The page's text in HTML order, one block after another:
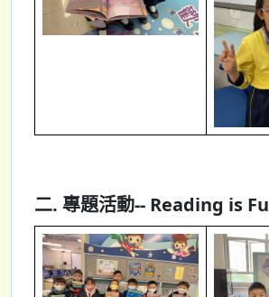
二. 專題活動-- Reading is